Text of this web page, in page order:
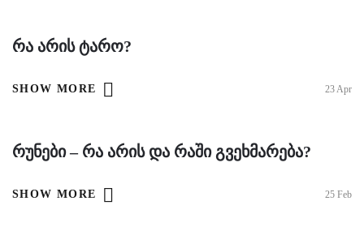
Რა Არის Ტარო?
SHOW MORE 23Apr
Რუნები – Რა Არის Და Რაში Გვეხმარება?
SHOW MORE 25 Feb